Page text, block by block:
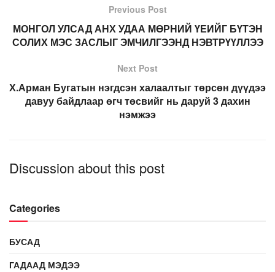
Previous Post
МОНГОЛ УЛСАД АНХ УДАА МӨРНИЙ ҮЕИЙГ БҮТЭН
СОЛИХ МЭС ЗАСЛЫГ ЭМЧИЛГЭЭНД НЭВТРҮҮЛЛЭЭ
Next Post
Х.Арман Бугатын нэгдсэн халаалтыг төрсөн дүүдээ
давуу байдлаар өгч төсвийг нь даруй 3 дахин
нэмжээ
Discussion about this post
Categories
БУСАД
ГАДААД МЭДЭЭ